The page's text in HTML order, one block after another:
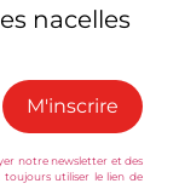
nacelles
notre newsletter et des
toujours utiliser le lien de